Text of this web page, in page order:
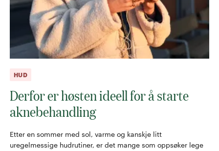
HUD
Derfor er høsten ideell for å starte
aknebehandling
Etter en sommer med sol, varme og kanskje litt
uregelmessige hudrutiner, er det mange som oppsøker lege